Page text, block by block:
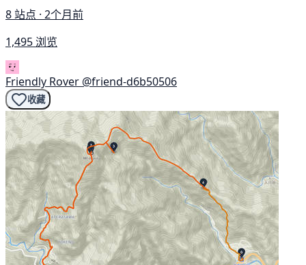
8 站点 · 2个月前
1,495 浏览
Friendly Rover @friend-d6b50506
收藏